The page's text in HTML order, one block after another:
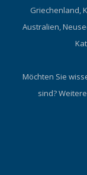
Griechenland,
Australien,
Möchten Sie
sind?